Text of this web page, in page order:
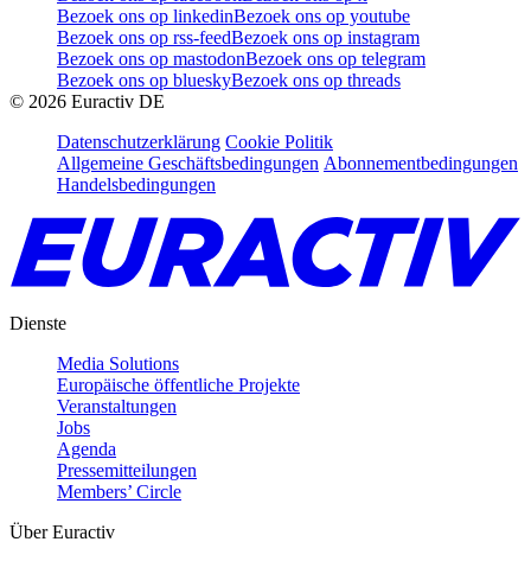
Bezoek ons op linkedinBezoek ons op youtube
Bezoek ons op rss-feedBezoek ons op instagram
Bezoek ons op mastodonBezoek ons op telegram
Bezoek ons op blueskyBezoek ons op threads
© 2026 Euractiv DE
Datenschutzerklärung Cookie Politik
Allgemeine Geschäftsbedingungen Abonnementbedingungen
Handelsbedingungen
Dienste
Media Solutions
Europäische öffentliche Projekte
Veranstaltungen
Jobs
Agenda
Pressemitteilungen
Members’ Circle
Über Euractiv